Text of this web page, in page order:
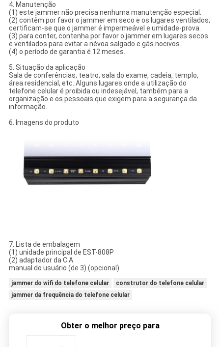
4. Manutenção
(1) este jammer não precisa nenhuma manutenção especial.
(2) contêm por favor o jammer em seco e os lugares ventilados,
certificam-se que o jammer é impermeável e umidade-prova.
(3) para conter, contenha por favor o jammer em lugares secos
e ventilados para evitar a névoa salgado e gás nocivos.
(4) o período de garantia é 12 meses.
5. Situação da aplicação
Sala de conferências, teatro, sala do exame, cadeia, templo,
área residencial, etc. Alguns lugares onde a utilização do
telefone celular é proibida ou indesejável, também para a
organização e os pessoais que exigem para a segurança da
informação.
6. Imagens do produto
7. Lista de embalagem
(1) unidade principal de EST-808P
(2) adaptador da C.A.
manual do usuário (de 3) (opcional)
jammer do wifi do telefone celular
construtor do telefone celular
jammer da frequência do telefone celular
Obter o melhor preço para